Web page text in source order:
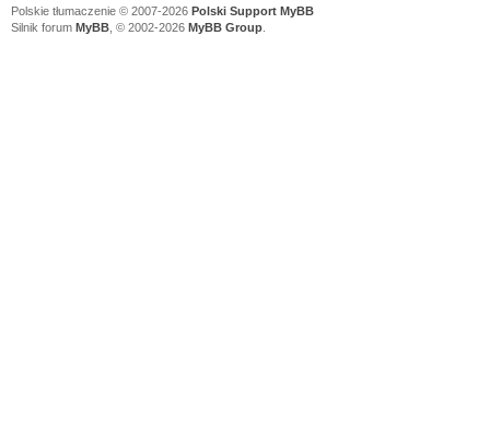
Polskie tłumaczenie © 2007-2026 Polski Support MyBB
Silnik forum MyBB , © 2002-2026 MyBB Group